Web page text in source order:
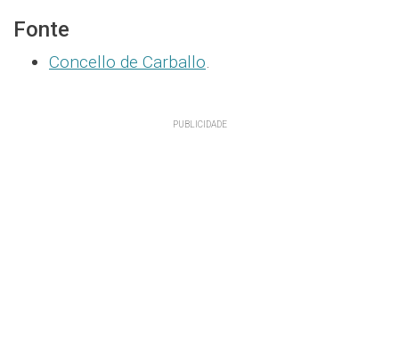
Fonte
Concello de Carballo.